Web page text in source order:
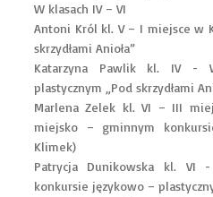
W klasach IV – VI
Antoni Król kl. V – I miejsce w
skrzydłami Anioła”
Katarzyna Pawlik kl. IV -
plastycznym „Pod skrzydłami
Marlena Zelek kl. VI – III
miejsko – gminnym
Klimek)
Patrycja Dunikowska kl.
konkursie językowo –